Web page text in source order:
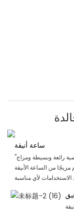
ساعة أنيقة
"عينة مجانية من ساعة كوارتز ذات سوار شبكي رائع وشخصية رائعة وبسيطة ومزاج
من الساعة الأنيقة